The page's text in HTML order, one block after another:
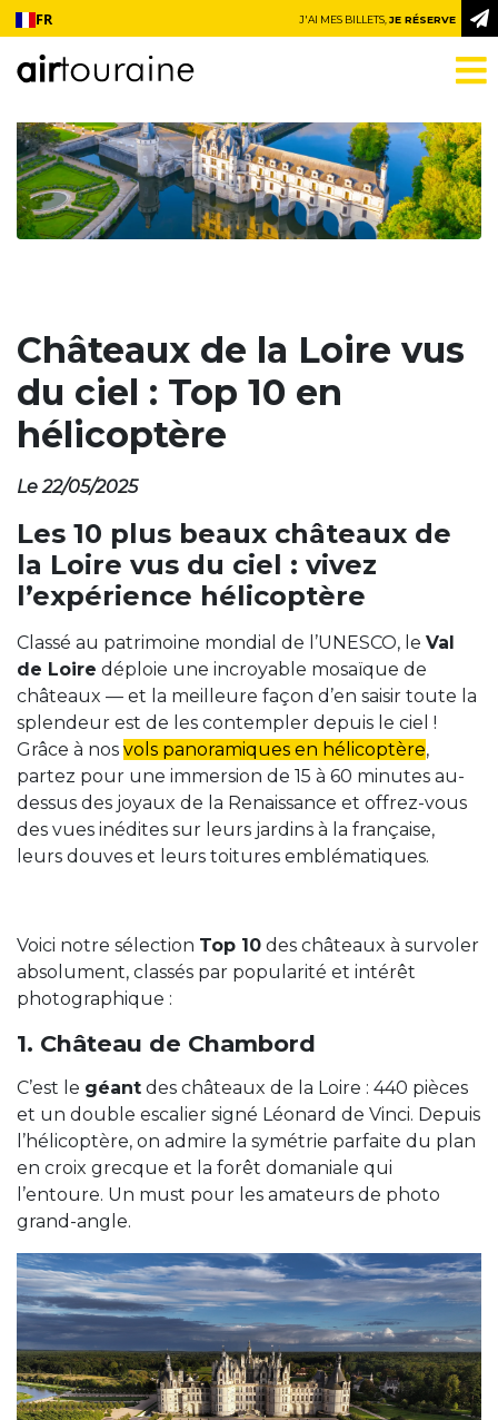
Aller au contenu
FR J'AI MES BILLETS,JE RÉSERVE
Châteaux de la Loire vus
du ciel : Top 10 en
hélicoptère
Le 22/05/2025
Les 10 plus beaux châteaux de
la Loire vus du ciel : vivez
l’expérience hélicoptère
Classé au patrimoine mondial de l’UNESCO, le Val
de Loire déploie une incroyable mosaïque de
châteaux — et la meilleure façon d’en saisir toute la
splendeur est de les contempler depuis le ciel !
Grâce à nos vols panoramiques en hélicoptère,
partez pour une immersion de 15 à 60 minutes au-
dessus des joyaux de la Renaissance et offrez-vous
des vues inédites sur leurs jardins à la française,
leurs douves et leurs toitures emblématiques.
Voici notre sélection Top 10 des châteaux à survoler
absolument, classés par popularité et intérêt
photographique :
1. Château de Chambord
C’est le géant des châteaux de la Loire : 440 pièces
et un double escalier signé Léonard de Vinci. Depuis
l’hélicoptère, on admire la symétrie parfaite du plan
en croix grecque et la forêt domaniale qui
l’entoure. Un must pour les amateurs de photo
grand-angle.